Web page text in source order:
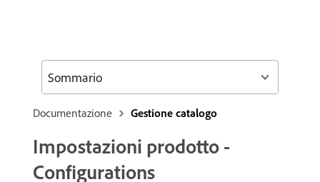
Documentazione Gestione catalogo
Impostazioni prodotto -
Configurations
Sommario